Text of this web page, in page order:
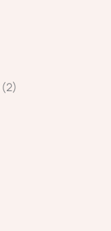
(2)